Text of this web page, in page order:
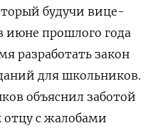
будучи вице-
июне прошлого года
разработать закон
для школьников.
объяснил заботой
отцу с жалобами